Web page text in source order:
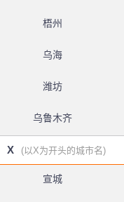
梧州
乌海
潍坊
乌鲁木齐
X (以X为开头的城市名)
宣城